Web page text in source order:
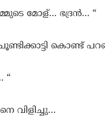
മോള്… ഭദ്രൻ… “
കൊണ്ട്
“
വിളിച്ചു…